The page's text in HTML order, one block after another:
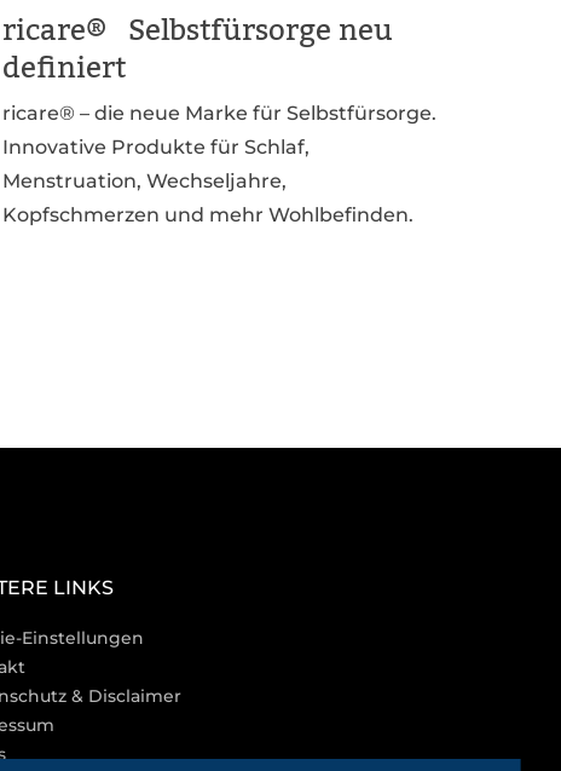
ricare® Selbstfürsorge neu
definiert
ricare® – die neue Marke für Selbstfürsorge.
Innovative Produkte für Schlaf,
Menstruation, Wechseljahre,
Kopfschmerzen und mehr Wohlbefinden.
LINKS
Einstellungen
& Disclaimer